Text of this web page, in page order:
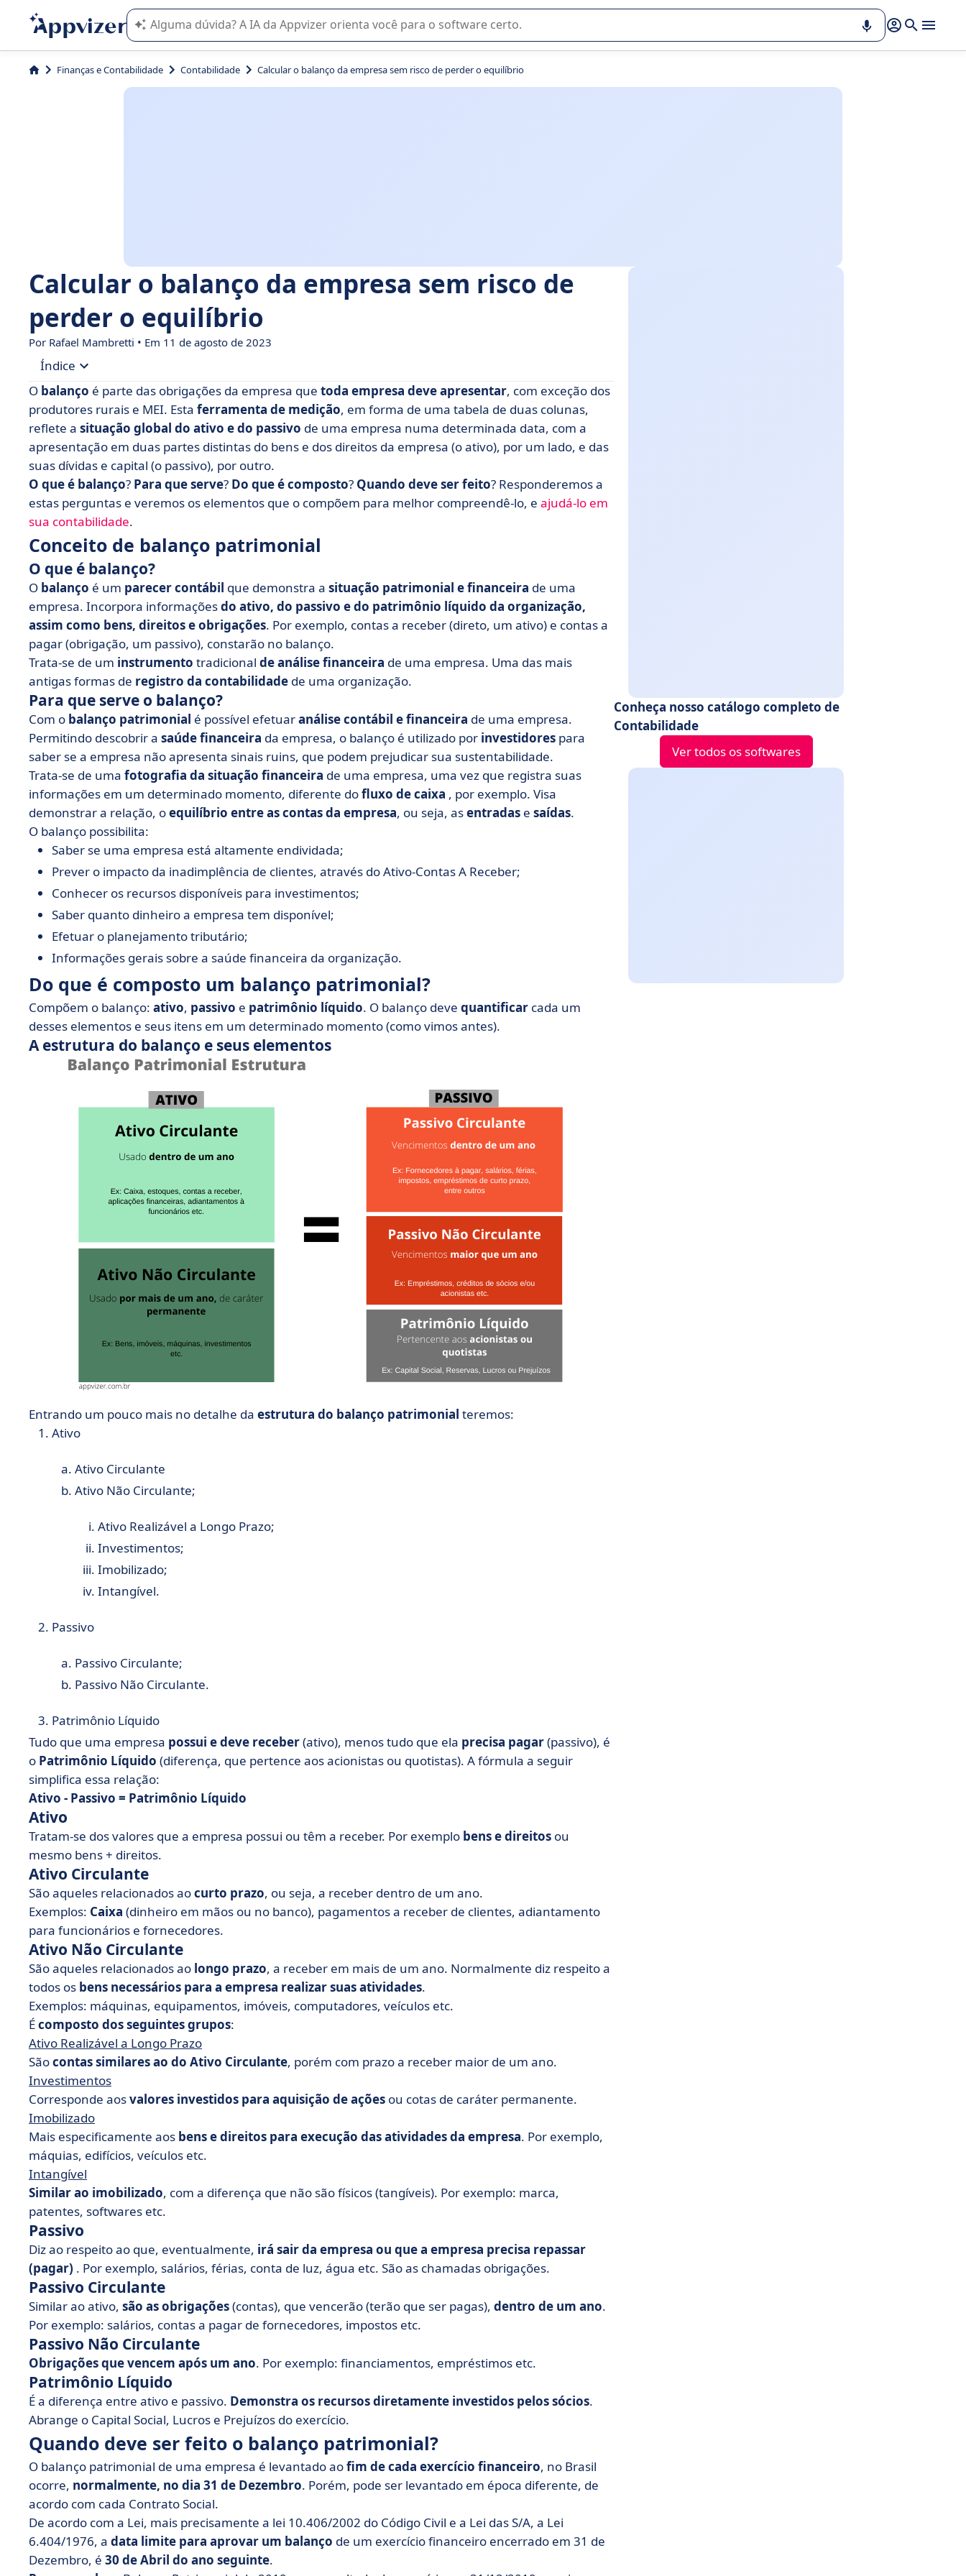
A IA do Appvizer o orienta no uso ou na seleção de software SaaS para sua empresa.
Finanças e Contabilidade Contabilidade Calcular o balanço da empresa sem risco de perder o equilíbrio
Calcular o balanço da empresa sem risco de
perder o equilíbrio
Por Rafael Mambretti • Em 11 de agosto de 2023
Índice
• Conceito de balanço patrimonial
• Do que é composto um balanço patrimonial?
• Quando deve ser feito o balanço patrimonial?
• Como fazer um balanço patrimonial?
• Softwares para elaborar balanço patrimonial
• Conclusão
O balanço é parte das obrigações da empresa que toda empresa deve apresentar, com exceção dos
produtores rurais e MEI. Esta ferramenta de medição, em forma de uma tabela de duas colunas,
reflete a situação global do ativo e do passivo de uma empresa numa determinada data, com a
apresentação em duas partes distintas do bens e dos direitos da empresa (o ativo), por um lado, e das
suas dívidas e capital (o passivo), por outro.
O que é balanço? Para que serve? Do que é composto? Quando deve ser feito? Responderemos a
estas perguntas e veremos os elementos que o compõem para melhor compreendê-lo, e ajudá-lo em
sua contabilidade.
Conceito de balanço patrimonial
O que é balanço?
O balanço é um parecer contábil que demonstra a situação patrimonial e financeira de uma
empresa. Incorpora informaçõesdo ativo, do passivo e do patrimônio líquido da organização,
assim como bens, direitos e obrigações. Por exemplo, contas a receber (direto, um ativo) e contas a
pagar (obrigação, um passivo), constarão no balanço.
Trata-se de um instrumento tradicional de análise financeira de uma empresa. Uma das mais
antigas formas de registro da contabilidade de uma organização.
Para que serve o balanço?
Com o balanço patrimonial é possível efetuaranálise contábil e financeira de uma empresa.
Permitindo descobrir a saúde financeira da empresa, o balanço é utilizado por investidores para
saber se a empresa não apresenta sinais ruins, que podem prejudicar sua sustentabilidade.
Trata-se de uma fotografia da situação financeira de uma empresa, uma vez que registra suas
informações em um determinado momento, diferente dofluxo de caixa , por exemplo. Visa
demonstrar a relação, oequilíbrio entre as contas da empresa, ou seja, asentradas e saídas.
O balanço possibilita:
Saber se uma empresa está altamente endividada;
Prever o impacto da inadimplência de clientes, através do Ativo-Contas A Receber;
Conhecer os recursos disponíveis para investimentos;
Saber quanto dinheiro a empresa tem disponível;
Efetuar o planejamento tributário;
Informações gerais sobre a saúde financeira da organização.
Do que é composto um balanço patrimonial?
Compõem o balanço: ativo, passivo e patrimônio líquido. O balanço deve quantificar cada um
desses elementos e seus itens em um determinado momento (como vimos antes).
A estrutura do balanço e seus elementos
Entrando um pouco mais no detalhe da estrutura do balanço patrimonial teremos:
Ativo
Ativo Circulante
Ativo Não Circulante;
Ativo Realizável a Longo Prazo;
Investimentos;
Imobilizado;
Intangível.
Passivo
Passivo Circulante;
Passivo Não Circulante.
Patrimônio Líquido
Tudo que uma empresa possui e deve receber(ativo), menos tudo que ela precisa pagar(passivo), é
o Patrimônio Líquido (diferença, que pertence aos acionistas ou quotistas). A fórmula a seguir
simplifica essa relação:
Ativo - Passivo = Patrimônio Líquido
Ativo
Tratam-se dos valores que a empresa possui ou têm a receber. Por exemplo bens e direitos ou
mesmo bens + direitos.
Ativo Circulante
São aqueles relacionados aocurto prazo, ou seja, a receber dentro de um ano.
Exemplos: Caixa (dinheiro em mãos ou no banco), pagamentos a receber de clientes, adiantamento
para funcionários e fornecedores.
Ativo Não Circulante
São aqueles relacionados ao longo prazo, a receber em mais de um ano. Normalmente diz respeito a
todos os bens necessários para a empresa realizar suas atividades.
Exemplos: máquinas, equipamentos, imóveis, computadores, veículos etc.
Écomposto dos seguintes grupos:
Ativo Realizável a Longo Prazo
Sãocontas similares ao do Ativo Circulante, porém com prazo a receber maior de um ano.
Investimentos
Corresponde aosvalores investidos para aquisição de ações ou cotas de caráter permanente.
Imobilizado
Mais especificamente aos bens e direitos para execução das atividades da empresa. Por exemplo,
máquias, edifícios, veículos etc.
Intangível
Similar ao imobilizado, com a diferença que não são físicos (tangíveis). Por exemplo: marca,
patentes, softwares etc.
Passivo
Diz ao respeito ao que, eventualmente, irá sair da empresa ou que a empresa precisa repassar
(pagar) . Por exemplo, salários, férias, conta de luz, água etc. São as chamadas obrigações.
Passivo Circulante
Similar ao ativo, são as obrigações(contas), que vencerão (terão que ser pagas), dentro de um ano.
Por exemplo: salários, contas a pagar de fornecedores, impostos etc.
Passivo Não Circulante
Obrigações que vencem após um ano. Por exemplo: financiamentos, empréstimos etc.
Patrimônio Líquido
É a diferença entre ativo e passivo. Demonstra os recursos diretamente investidos pelos sócios.
Abrange o Capital Social, Lucros e Prejuízos do exercício.
Quando deve ser feito o balanço patrimonial?
O balanço patrimonial de uma empresa é levantado aofim de cada exercício financeiro, no Brasil
ocorre, normalmente, no dia 31 de Dezembro. Porém, pode ser levantado em época diferente, de
acordo com cada Contrato Social.
De acordo com a Lei, mais precisamente a lei 10.406/2002 do Código Civil e a Lei das S/A, a Lei
6.404/1976, a data limite para aprovar um balanço de um exercício financeiro encerrado em 31 de
Dezembro, é 30 de Abril do ano seguinte.
Conheça nosso catálogo completo de
Contabilidade
Ver todos os softwares